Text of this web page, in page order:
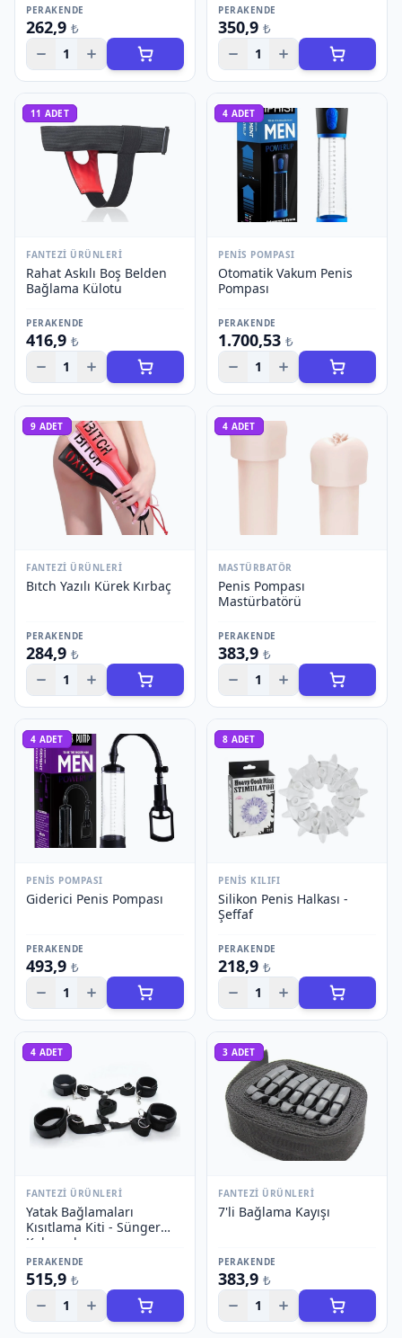
PERAKENDE
262,9 ₺
1
PERAKENDE
350,9 ₺
1
11 ADET
FANTEZI ÜRÜNLERI
Rahat Askılı Boş Belden
Bağlama Külotu
PERAKENDE
416,9 ₺
1
4 ADET
PENIS POMPASI
Otomatik Vakum Penis
Pompası
PERAKENDE
1.700,53 ₺
1
9 ADET
FANTEZI ÜRÜNLERI
Bıtch Yazılı Kürek Kırbaç
PERAKENDE
284,9 ₺
1
4 ADET
MASTÜRBATÖR
Penis Pompası
Mastürbatörü
PERAKENDE
383,9 ₺
1
4 ADET
PENIS POMPASI
Giderici Penis Pompası
PERAKENDE
493,9 ₺
1
8 ADET
PENIS KILIFI
Silikon Penis Halkası -
Şeffaf
PERAKENDE
218,9 ₺
1
4 ADET
FANTEZI ÜRÜNLERI
Yatak Bağlamaları
Kısıtlama Kiti - Sünger
Kelepçeler
PERAKENDE
515,9 ₺
1
3 ADET
FANTEZI ÜRÜNLERI
7'li Bağlama Kayışı
PERAKENDE
383,9 ₺
1